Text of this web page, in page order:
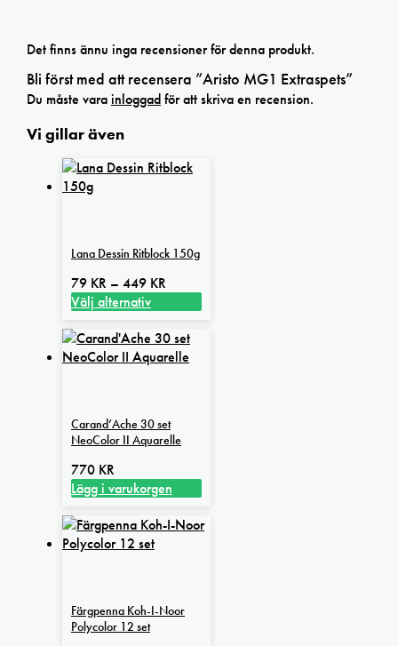
Det finns ännu inga recensioner för denna produkt.
Bli först med att recensera ”Aristo MG1 Extraspets”
Du måste varainloggadför att skriva en recension.
Vi gillar även
Lana Dessin Ritblock 150g
79 KR – 449 KR
449 kr
Välj alternativ
här
produkten
De
olika
alternativen
kan
på
produktsidan
Carand’Ache 30 set
NeoColor II Aquarelle
770 KR
Lägg i varukorgen
Färgpenna Koh-I-Noor
Polycolor 12 set